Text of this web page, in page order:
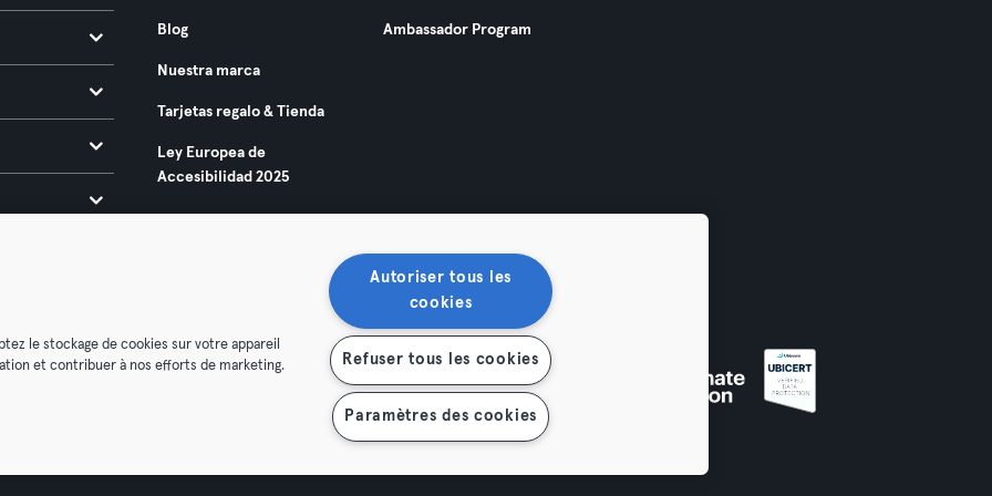
Blog
Nuestra marca
Tarjetas regalo & Tienda
Ley Europea de
Accesibilidad 2025
Ambassador Program
Privacidad Sello Rescindir contratos aquí
le stockage de cookies sur votre appareil
et contribuer à nos efforts de marketing.
Autoriser tous les
cookies
Refuser tous les cookies
Paramètres des cookies